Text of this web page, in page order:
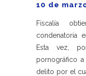
10 de
Fiscalía
condenatoria
Esta vez,
pornográfico
delito por el